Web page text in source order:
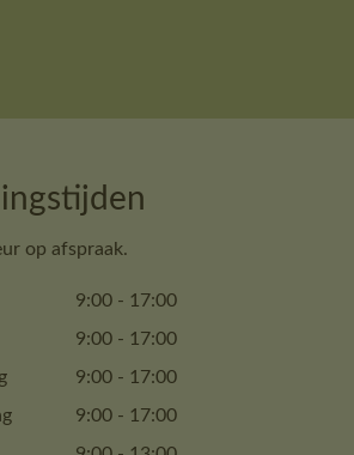
op afspraak.
9:00 - 17:00
9:00 - 17:00
9:00 - 17:00
9:00 - 17:00